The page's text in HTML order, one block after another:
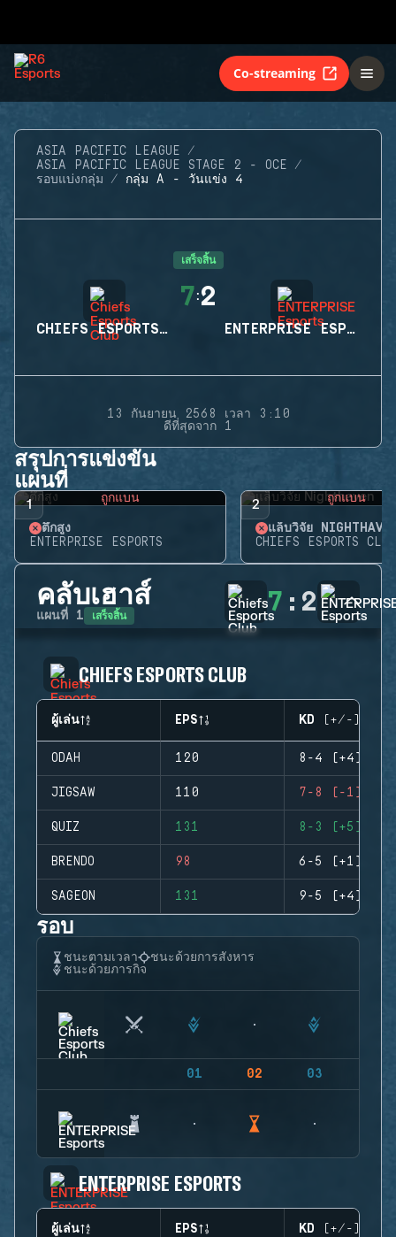
Co-streaming
ASIA PACIFIC LEAGUE
ASIA PACIFIC LEAGUE STAGE 2 - OCE
รอบแบ่งกลุ่ม
กลุ่ม A - วันแข่ง 4
เสร็จสิ้น
CHIEFS ESPORTS CLUB
7:2
ENTERPRISE ESPORTS
13 กันยายน 2568 เวลา 3:10
ดีที่สุดจาก 1
สรุปการแข่งขัน
แผนที่
1 ถูกแบน
ตึกสูง
ENTERPRISE ESPORTS
2 ถูกแบน
แล็บวิจัย
CHIEFS ESPORTS CLUB
คลับเฮาส์
แผนที่ 1 เสร็จสิ้น 7 : 2
CHIEFS ESPORTS CLUB
ผู้เล่น EPS KD (+/-)
ODAH 120 8-4 (+4)
JIGSAW 110 7-8 (-1)
QUIZ 131 8-3 (+5)
BRENDO 98 6-5 (+1)
SAGEON 131 9-5 (+4)
รอบ
ชนะตามเวลา
ชนะด้วยการสังหาร
ชนะด้วยภารกิจ
01 02 03
ENTERPRISE ESPORTS
ผู้เล่น EPS KD (+/-)